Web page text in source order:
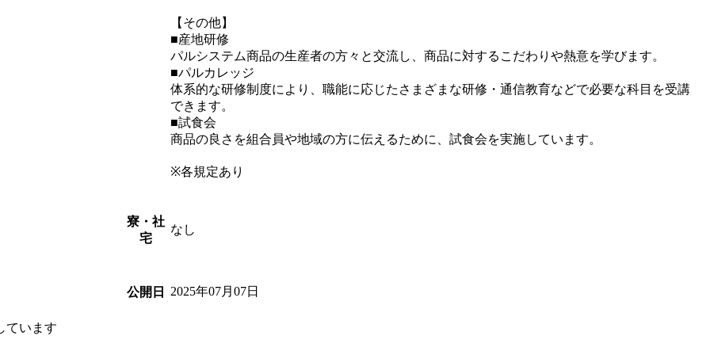
【その他】
■産地研修
パルシステム商品の生産者の方々と交流し、商品に対するこだわりや熱意を学びます。
■パルカレッジ
体系的な研修制度により、職能に応じたさまざまな研修・通信教育などで必要な科目を受講
できます。
■試食会
商品の良さを組合員や地域の方に伝えるために、試食会を実施しています。
※各規定あり
寮・社
宅
なし
公開日 2025年07月07日
ています